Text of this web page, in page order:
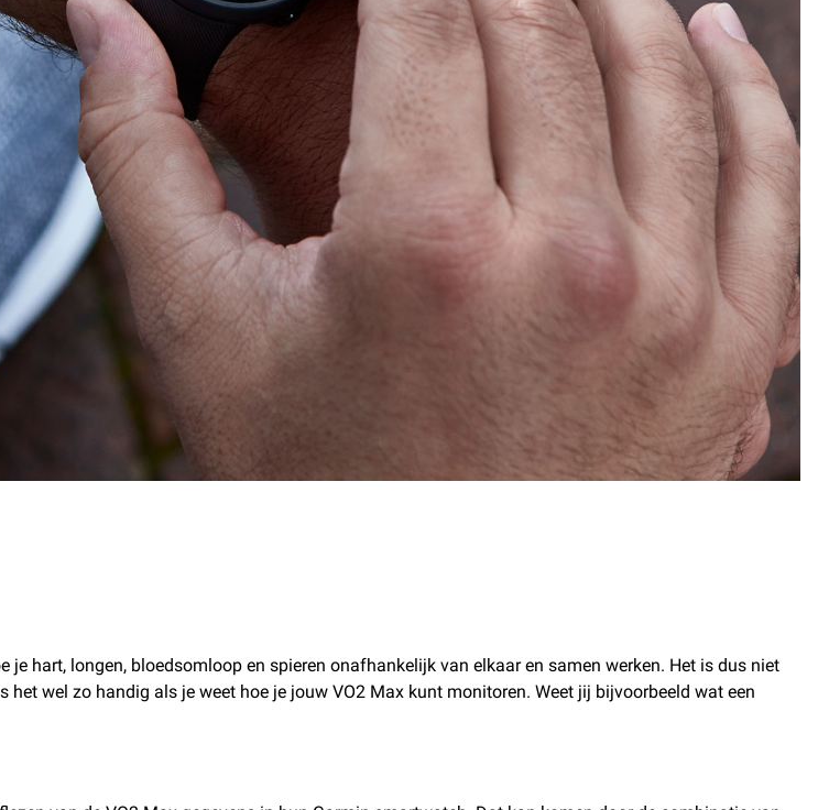
hart, longen, bloedsomloop en spieren onafhankelijk van elkaar en samen werken. Het is dus niet
wel zo handig als je weet hoe je jouw VO2 Max kunt monitoren. Weet jij bijvoorbeeld wat een